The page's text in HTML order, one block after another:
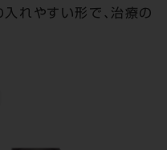
れやすい形で、治療の